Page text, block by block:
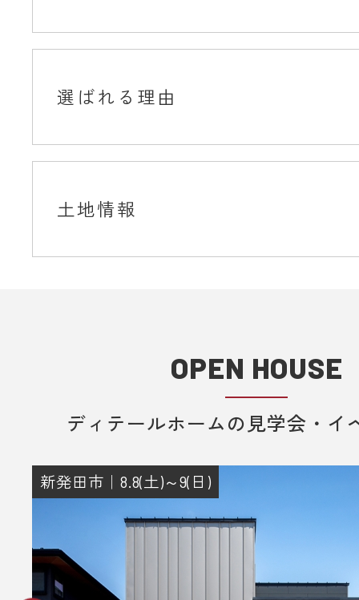
選ばれる理由
土地情報
OPEN HOUSE
ディテールホームの見学会・イ
新発田市｜8.8(土)～9(日)